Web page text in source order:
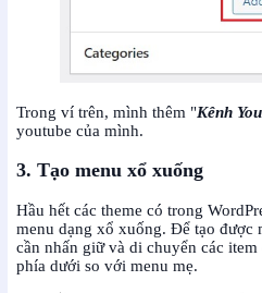
Trong ví trên, mình thêm "Kênh
youtube của mình.
3. Tạo menu xổ xuống
Hầu hết các theme có trong
menu dạng xổ xuống. Để tạo được
cần nhấn giữ và di chuyển các
phía dưới so với menu mẹ.